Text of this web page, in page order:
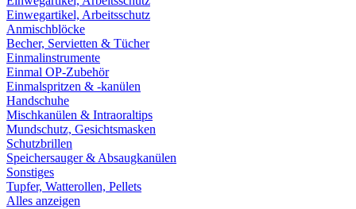
Einwegartikel, Arbeitsschutz
Anmischblöcke
Becher, Servietten & Tücher
Einmalinstrumente
Einmal OP-Zubehör
Einmalspritzen & -kanülen
Handschuhe
Mischkanülen & Intraoraltips
Mundschutz, Gesichtsmasken
Schutzbrillen
Speichersauger & Absaugkanülen
Sonstiges
Tupfer, Watterollen, Pellets
Alles anzeigen